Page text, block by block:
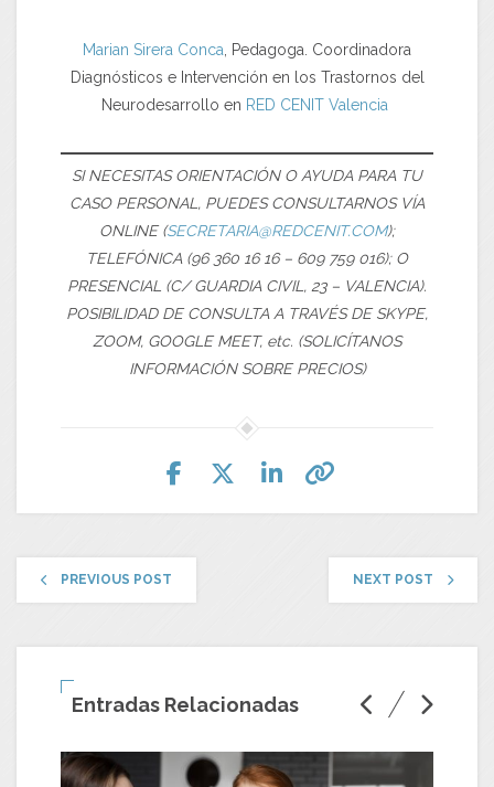
Marian Sirera Conca, Pedagoga. Coordinadora
Diagnósticos e Intervención en los Trastornos del
Neurodesarrollo en RED CENIT Valencia
SI NECESITAS ORIENTACIÓN O AYUDA PARA TU
CASO PERSONAL, PUEDES CONSULTARNOS VÍA
ONLINE (SECRETARIA@REDCENIT.COM);
TELEFÓNICA (96 360 16 16 – 609 759 016); O
PRESENCIAL (C/ GUARDIA CIVIL, 23 – VALENCIA).
POSIBILIDAD DE CONSULTA A TRAVÉS DE SKYPE,
ZOOM, GOOGLE MEET, etc. (SOLICÍTANOS
INFORMACIÓN SOBRE PRECIOS)
PREVIOUS POST NEXT POST
Entradas Relacionadas